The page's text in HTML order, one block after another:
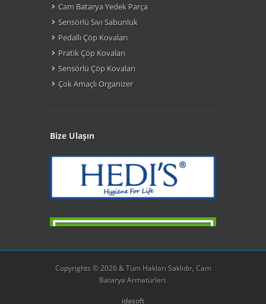
Cam Batarya Yedek Parça
Sensörlü Sıvı Sabunluk
Pedallı Çöp Kovaları
Pratik Çöp Kovaları
Sensörlü Çöp Kovaları
Çok Amaçlı Organizer
Bize Ulaşın
Copyrights © 2026 & Tüm Hakları Saklıdır, Cam
Batarya Armatürleri.
idasoft